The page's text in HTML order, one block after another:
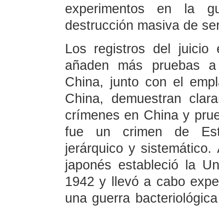
experimentos en la
destrucción masiva de
Los registros del juicio
añaden más pruebas
China, junto con el
China, demuestran
crímenes en China y
fue un crimen de
jerárquico y
japonés estableció la
1942 y llevó a cabo
una guerra